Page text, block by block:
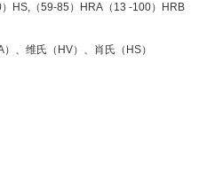
HS,（59-85）HRA（13 -100）HRB
、维氏（HV）、肖氏（HS）